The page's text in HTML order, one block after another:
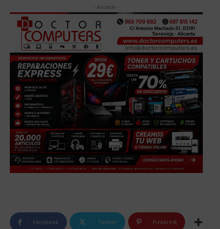
- Anuncio -
Facebook Twitter Pinterest